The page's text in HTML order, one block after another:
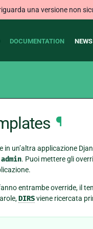
una versione non
DOCUMENTATION NEWS
¶
un’altra applicazione
. Puoi mettere gli
entrambe override, il
DIRSviene ricercata